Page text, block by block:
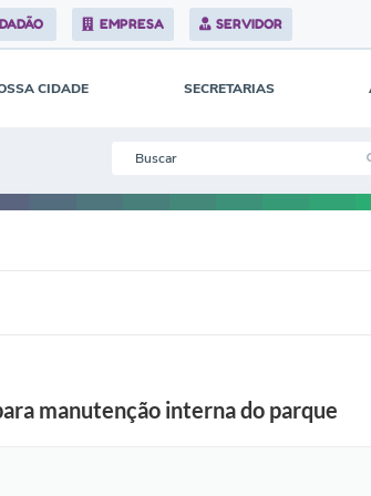
EMPRESA SERVIDOR
CIDADE SECRETARIAS
manutenção interna do parque
o
: